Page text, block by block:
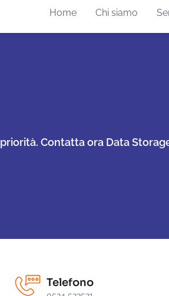
Home Chi siamo
Contatta ora Data
Telefono